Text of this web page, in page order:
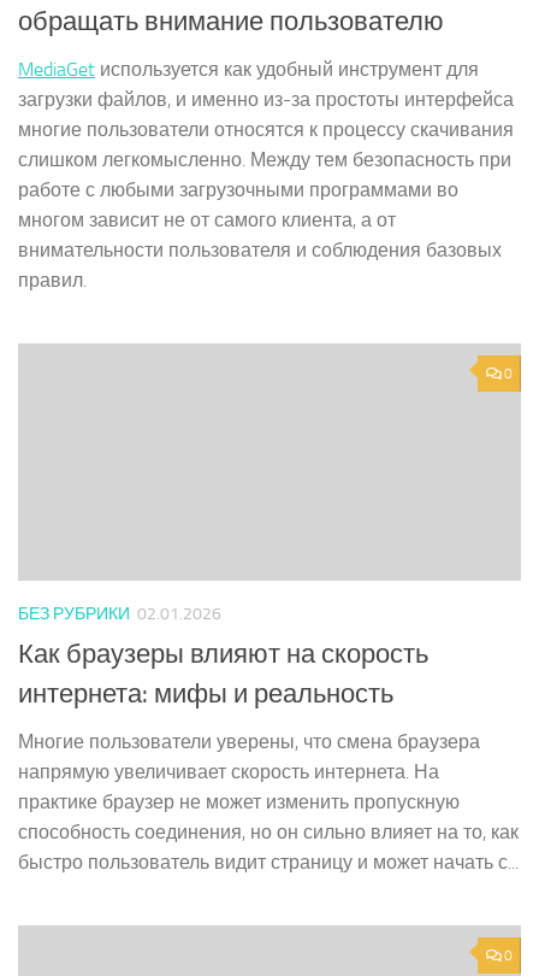
обращать внимание пользователю
MediaGet используется как удобный инструмент для
загрузки файлов, и именно из-за простоты интерфейса
многие пользователи относятся к процессу скачивания
слишком легкомысленно. Между тем безопасность при
работе с любыми загрузочными программами во
многом зависит не от самого клиента, а от
внимательности пользователя и соблюдения базовых
правил.
0
БЕЗ РУБРИКИ 02.01.2026
Как браузеры влияют на скорость
интернета: мифы и реальность
Многие пользователи уверены, что смена браузера
напрямую увеличивает скорость интернета. На
практике браузер не может изменить пропускную
способность соединения, но он сильно влияет на то, как
быстро пользователь видит страницу и может начать с...
0